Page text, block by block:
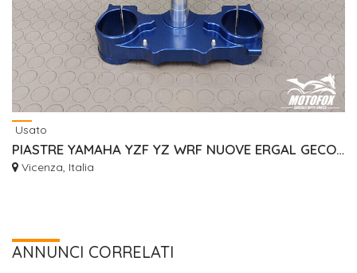
Usato
PIASTRE YAMAHA YZF YZ WRF NUOVE ERGAL GECO RISER
Vicenza, Italia
ANNUNCI CORRELATI